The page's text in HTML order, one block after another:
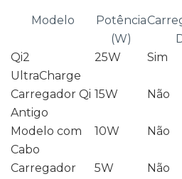
Modelo
Potência
(W)
Qi2
UltraCharge
25W Sim
Carregador Qi
Antigo
15W Não
Modelo com
Cabo
10W Não
Carregador
5W Não